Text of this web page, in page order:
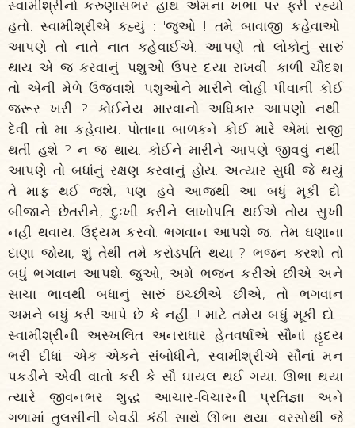
સ્વામીશ્રીનો કરુણાસભર હાથ એમના ખભા પર ફરી રહ્યો
હતો. સ્વામીશ્રીએ ક્હ્યું : 'જુઓ ! તમે બાવાજી કહેવાઓ.
આપણે તો નાતે નાત કહેવાઈએ. આપણે તો લોકોનું સારું
થાય એ જ કરવાનું. પશુઓ ઉપર દયા રાખવી. કાળી ચૌદશ
તો એની મેળે ઉજવાશે. પશુઓને મારીને લોહી પીવાની કોઈ
જરૂર ખરી ? કોઈનેય મારવાનો અધિકાર આપણો નથી.
દેવી તો મા કહેવાય. પોતાના બાળકને કોઈ મારે એમાં રાજી
થતી હશે ? ન જ થાય. કોઈને મારીને આપણે જીવવું નથી.
આપણે તો બધાંનું રક્ષણ કરવાનું હોય. અત્યાર સુધી જે થયું
તે માફ થઈ જશે, પણ હવે આજથી આ બધું મૂકી દો.
બીજાને છેતરીને, દુઃખી કરીને લાખોપતિ થઈએ તોય સુખી
નહીં થવાય. ઉદ્યમ કરવો. ભગવાન આપશે જ.. તેમ ઘણાના
દાણા જોયા, શું તેથી તમે કરોડપતિ થયા ? ભજન કરશો તો
બધું ભગવાન આપશે. જુઓ, અમે ભજન કરીએ છીએ અને
સાચા ભાવથી બધાનું સારું ઇચ્છીએ છીએ, તો ભગવાન
અમને બધું કરી આપે છે કે નહીં...! માટે તમેય બધું મૂકી દો...
સ્વામીશ્રીની અસ્ખલિત અનરાધાર હેતવર્ષાએ સૌનાં હૃદય
ભરી દીધાં. એક એકને સંબોધીને, સ્વામીશ્રીએ સૌનાં મન
પકડીને એવી વાતો કરી કે સૌ ઘાયલ થઈ ગયા. ઊભા થયા
ત્યારે જીવનભર શુદ્ધ આચાર-વિચારની પ્રતિજ્ઞા અને
ગળામાં તુલસીની બેવડી કંઠી સાથે ઊભા થયા. વરસોથી જે